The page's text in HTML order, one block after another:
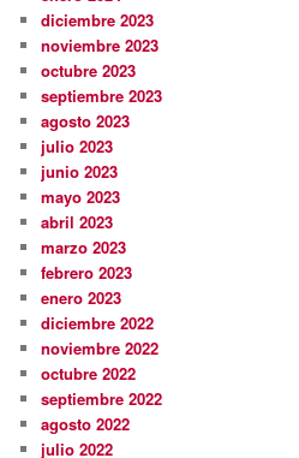
diciembre 2023
noviembre 2023
octubre 2023
septiembre 2023
agosto 2023
julio 2023
junio 2023
mayo 2023
abril 2023
marzo 2023
febrero 2023
enero 2023
diciembre 2022
noviembre 2022
octubre 2022
septiembre 2022
agosto 2022
julio 2022